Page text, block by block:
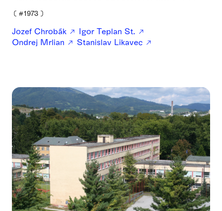
❪ #1973 ❫
Jozef Chrobák
Igor Teplan St.
Ondrej Mrlian
Stanislav Likavec